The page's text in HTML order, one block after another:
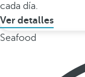
cada día.
Ver detalles
Seafood